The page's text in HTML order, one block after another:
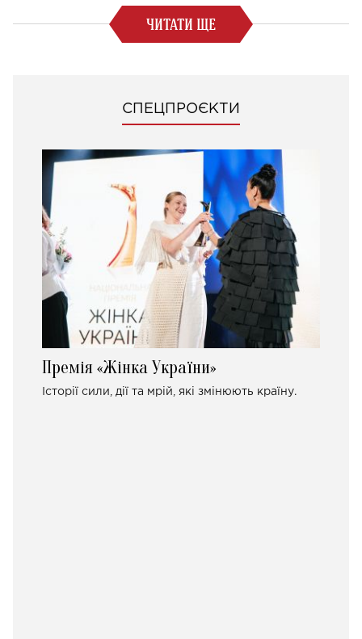
ЧИТАТИ ЩЕ
СПЕЦПРОЄКТИ
Премія «Жінка України»
Історії сили, дії та мрій, які змінюють країну.